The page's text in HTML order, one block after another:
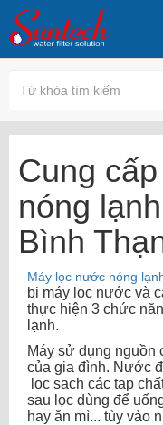
Cung
nóng
Bình
Máy lọc nước nóng
bị máy lọc nước và
thực hiện 3 chức
lạnh.
Máy sử dụng nguồn
của gia đình. Nước
lọc sạch các tạp
sau lọc dùng để
hay ăn mì... tùy vào